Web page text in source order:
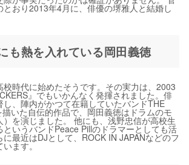
とおり2013年4月に、俳優の堺雅人と結婚し
も熱を入れている岡田義徳
時代に始めたそうです。その実力は、2003
』でもいかんなく発揮されました。俳
、陣内がかつて在籍していたバンドTHE
いた自伝的作品で、岡田義徳はドラムのモ
）を演じました。 他にも、浅野忠信が高校生
いうバンドPeace Pillのドラマーとしても活
最近はDJとして、ROCK IN JAPANなどのフ
います。